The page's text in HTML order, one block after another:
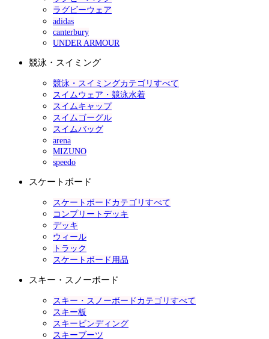
ラグビーウェア
adidas
canterbury
UNDER ARMOUR
競泳・スイミング
競泳・スイミングカテゴリすべて
スイムウェア・競泳水着
スイムキャップ
スイムゴーグル
スイムバッグ
arena
MIZUNO
speedo
スケートボード
スケートボードカテゴリすべて
コンプリートデッキ
デッキ
ウィール
トラック
スケートボード用品
スキー・スノーボード
スキー・スノーボードカテゴリすべて
スキー板
スキービンディング
スキーブーツ